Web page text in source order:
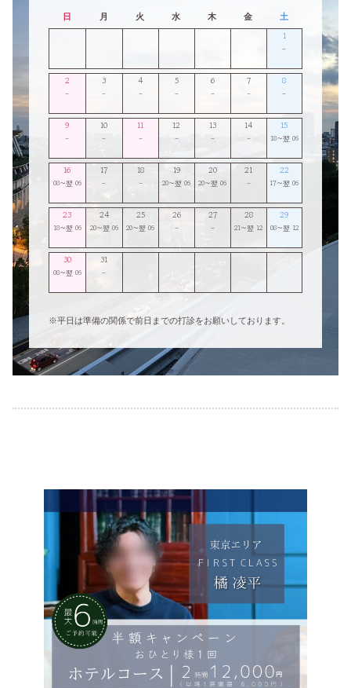
日 月 火 水 木 金 土
1
–
2
–
3
–
4
–
5
–
6
–
7
–
8
–
9
–
10
–
11
–
12
–
13
–
14
–
15
18〜翌 06
16
08〜翌 06
17
–
18
–
19
20〜翌 06
20
20〜翌 06
21
–
22
17〜翌 06
23
18〜翌 06
24
20〜翌 06
25
20〜翌 06
26
–
27
–
28
21〜翌 12
29
08〜翌 12
30
08〜翌 06
31
–
※平日は準備の関係で前日までの打診をお願いしております。